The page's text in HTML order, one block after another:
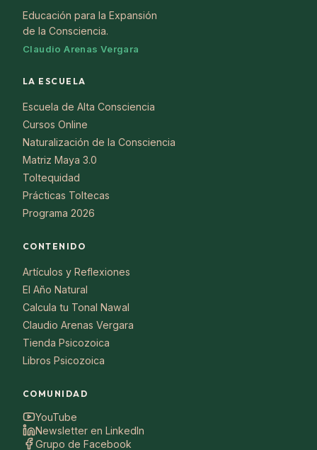
Educación para la Expansión
de la Consciencia.
Claudio Arenas Vergara
LA ESCUELA
Escuela de Alta Consciencia
Cursos Online
Naturalización de la Consciencia
Matriz Maya 3.0
Toltequidad
Prácticas Toltecas
Programa 2026
CONTENIDO
Artículos y Reflexiones
El Año Natural
Calcula tu Tonal Nawal
Claudio Arenas Vergara
Tienda Psicozoica
Libros Psicozoica
COMUNIDAD
YouTube
Newsletter en LinkedIn
Grupo de Facebook